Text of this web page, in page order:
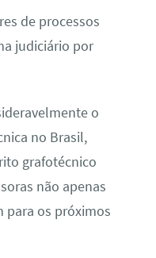
de processos
judiciário por
o
no Brasil,
grafotécnico
não apenas
para os próximos